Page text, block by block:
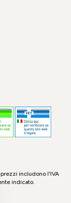
includono l'IVA
indicato.